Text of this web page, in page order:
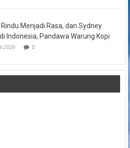
Rindu Menjadi Rasa, dan Sydney
Indonesia, Pandawa Warung Kopi
2026 0